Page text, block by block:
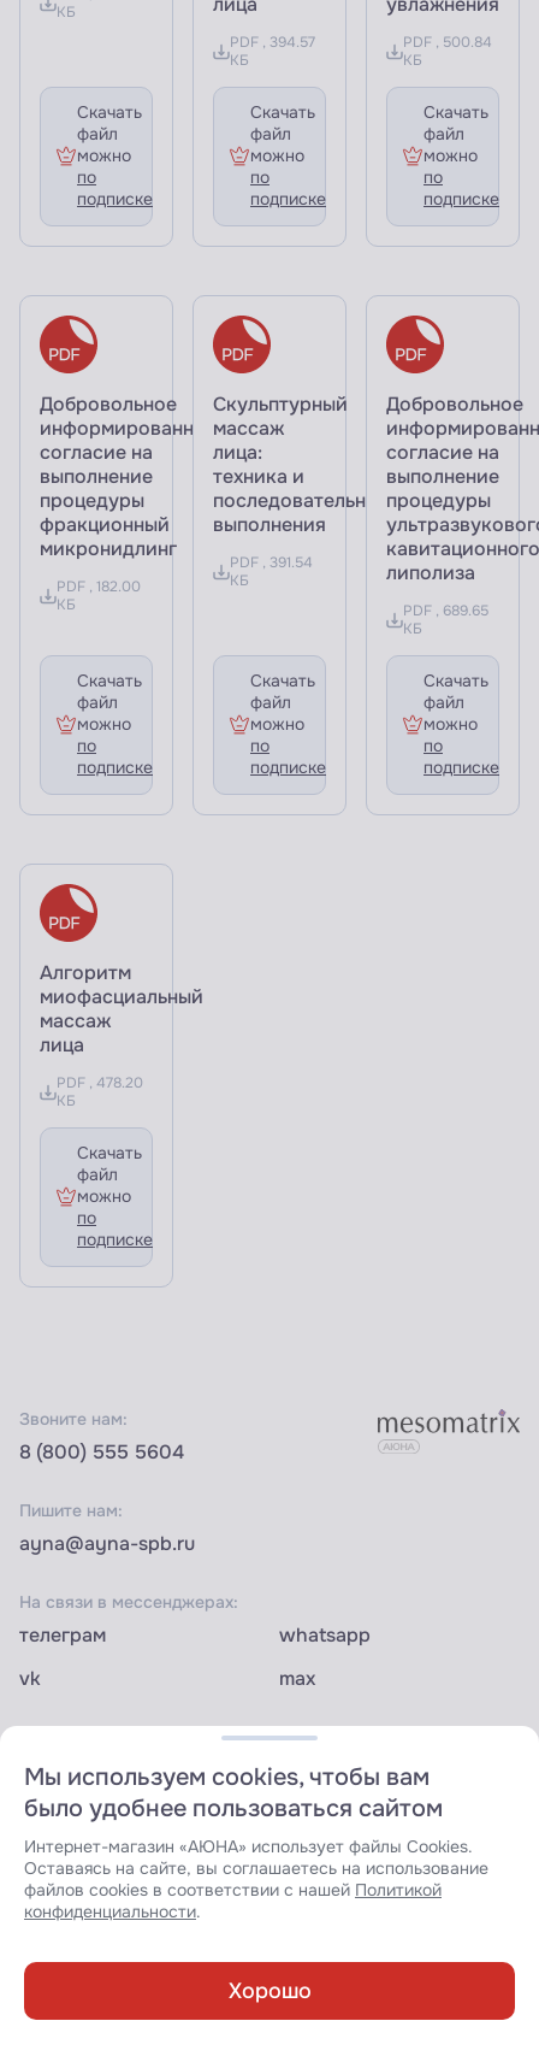
КБ
Скачать
файл
можно
по
подписке
лица
PDF , 394.57
КБ
Скачать
файл
можно
по
подписке
увлажнения
PDF , 500.84
КБ
Скачать
файл
можно
по
подписке
Добровольное
информированное
согласие на
выполнение
процедуры
фракционный
микронидлинг
PDF , 182.00
КБ
Скачать
файл
можно
по
подписке
Скульптурный
массаж
лица:
техника и
последовательность
выполнения
PDF , 391.54
КБ
Скачать
файл
можно
по
подписке
Добровольное
согласие на
выполнение
процедуры
кавитационного
липолиза
PDF , 689.65
КБ
Скачать
файл
можно
по
подписке
Алгоритм
миофасциальный
массаж
лица
PDF , 478.20
КБ
Скачать
файл
можно
по
подписке
Звоните нам:
8 (800) 555 5604
Пишите нам:
ayna@ayna-spb.ru
На связи в мессенджерах:
телеграм
whatsapp
vk
max
актуальную и интересную информацию из мира
косметологиии
Мы используем cookies, чтобы вам
было удобнее пользоваться сайтом
Интернет-магазин «АЮНА» использует файлы Cookies.
Оставаясь на сайте, вы соглашаетесь на использование
файлов cookies в соответствии с нашей Политикой
конфиденциальности.
Хорошо